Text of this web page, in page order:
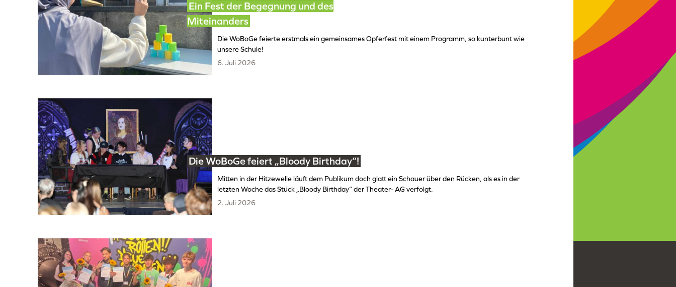
Ein Fest der Begegnung und des
Miteinanders
Die WoBoGe feierte erstmals ein gemeinsames Opferfest mit einem Programm, so kunterbunt wie
unsere Schule!
6. Juli 2026
Die WoBoGe feiert „Bloody Birthday“!
Mitten in der Hitzewelle läuft dem Publikum doch glatt ein Schauer über den Rücken, als es in der
letzten Woche das Stück „Bloody Birthday“ der Theater- AG verfolgt.
2. Juli 2026